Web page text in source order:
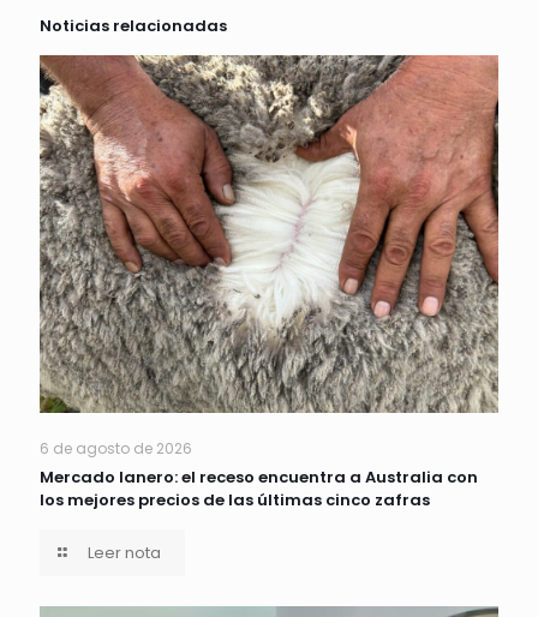
Noticias relacionadas
6 de agosto de 2026
Mercado lanero: el receso encuentra a Australia con
los mejores precios de las últimas cinco zafras
Leer nota